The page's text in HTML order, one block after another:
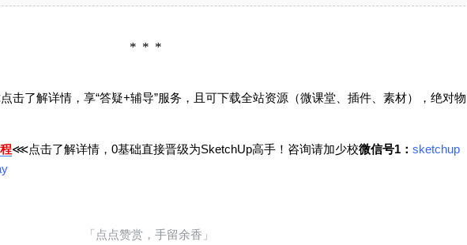
击了解详情，享“答疑+辅导”服务，且可下载全站资源（微课堂、插件、素材），绝对物
⋘点击了解详情，0基础直接晋级为SketchUp高手！咨询请加少校微信号1： sketchup
「点点赞赏，手留余香」
D热带树su模型草图大师模型免
费下载20250107
资源下载： 本站提供百度网盘下载方式（建议安
信，微信号：sketchupmajor 当前内容已被隐
材），绝对物超所值！ 学堂有系统进阶SketchUp
扫描二维码继续阅读